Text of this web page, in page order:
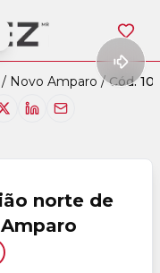
/ Novo Amparo / Cód.
norte de